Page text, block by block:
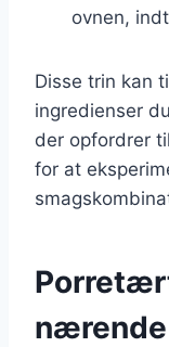
ovnen,
Disse trin kan
ingredienser
der opfordrer
for at